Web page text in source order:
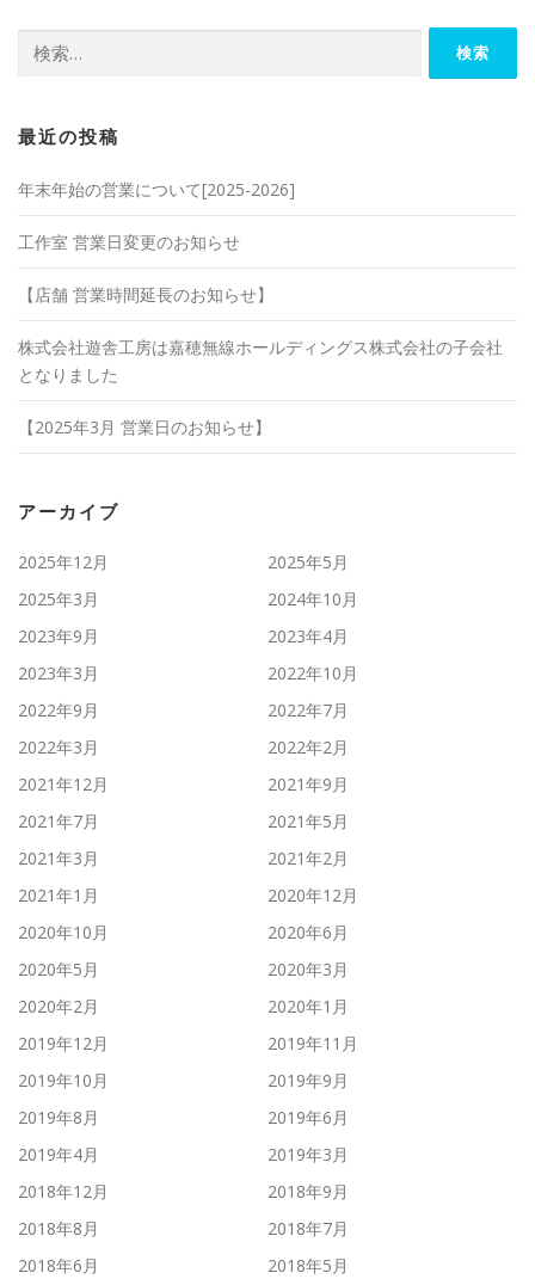
シ
索:
最近の投稿
年末年始の営業について[2025-2026]
工作室 営業日変更のお知らせ
【店舗 営業時間延長のお知らせ】
株式会社遊舎工房は嘉穂無線ホールディングス株式会社の子会社
となりました
【2025年3月 営業日のお知らせ】
アーカイブ
2025年12月
2025年5月
2025年3月
2024年10月
2023年9月
2023年4月
2023年3月
2022年10月
2022年9月
2022年7月
2022年3月
2022年2月
2021年12月
2021年9月
2021年7月
2021年5月
2021年3月
2021年2月
2021年1月
2020年12月
2020年10月
2020年6月
2020年5月
2020年3月
2020年2月
2020年1月
2019年12月
2019年11月
2019年10月
2019年9月
2019年8月
2019年6月
2019年4月
2019年3月
2018年12月
2018年9月
2018年8月
2018年7月
2018年6月
2018年5月